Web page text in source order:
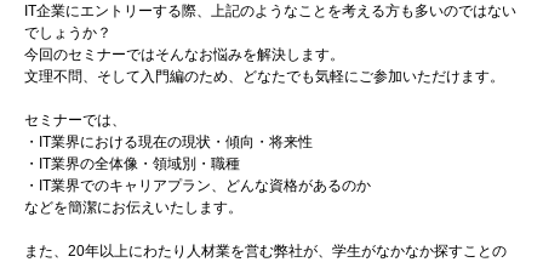
IT企業にエントリーする際、上記のようなことを考える方も多いのではない
でしょうか？
今回のセミナーではそんなお悩みを解決します。
文理不問、そして入門編のため、どなたでも気軽にご参加いただけます。
セミナーでは、
・IT業界における現在の現状・傾向・将来性
・IT業界の全体像・領域別・職種
・IT業界でのキャリアプラン、どんな資格があるのか
などを簡潔にお伝えいたします。
また、20年以上にわたり人材業を営む弊社が、学生がなかなか探すことの